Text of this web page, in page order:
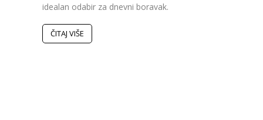
idealan odabir za dnevni boravak.
ČITAJ VIŠE